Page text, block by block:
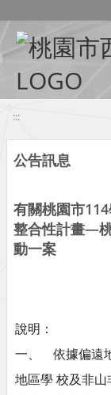
:::
公告訊息
有關桃園市
整合性計畫—
動一案
說明：
一、 依據偏遠
地區學 校及非